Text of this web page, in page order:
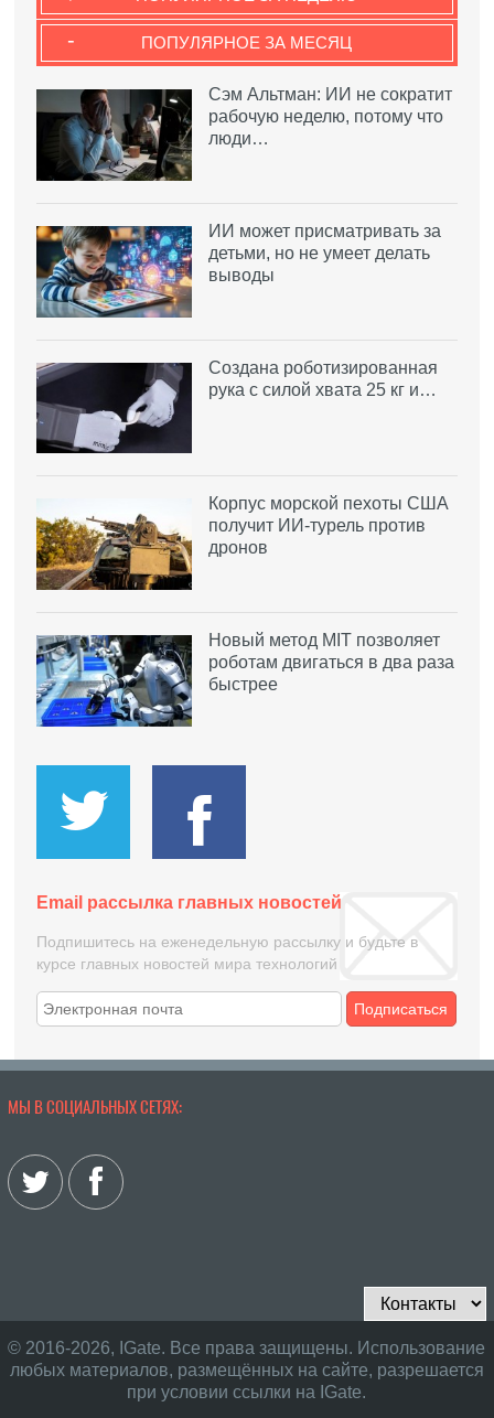
ПОПУЛЯРНОЕ ЗА МЕСЯЦ
-
Сэм Альтман: ИИ не сократит
рабочую неделю, потому что
люди…
ИИ может присматривать за
детьми, но не умеет делать
выводы
Создана роботизированная
рука с силой хвата 25 кг и…
Корпус морской пехоты США
получит ИИ-турель против
дронов
Новый метод MIT позволяет
роботам двигаться в два раза
быстрее
Email рассылка главных новостей
Подпишитесь на еженедельную рассылку и будьте в
курсе главных новостей мира технологий
Подписаться
МЫ В СОЦИАЛЬНЫХ СЕТЯХ:
© 2016-2026, IGate. Все права защищены. Использование
любых материалов, размещённых на сайте, разрешается
при условии ссылки на IGate.